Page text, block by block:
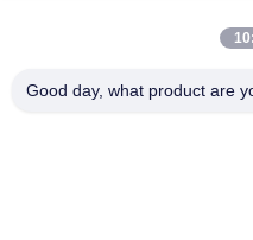
48V 200w 75x76x26mm ptc
aquecedor elemento de
Good day, what product are